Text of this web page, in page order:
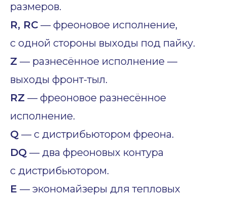
размеров.
R, RC — фреоновое исполнение,
с одной стороны выходы под пайку.
Z — разнесённое исполнение —
выходы фронт-тыл.
RZ — фреоновое разнесённое
исполнение.
Q — с дистрибьютором фреона.
DQ — два фреоновых контура
с дистрибьютором.
E — экономайзеры для тепловых